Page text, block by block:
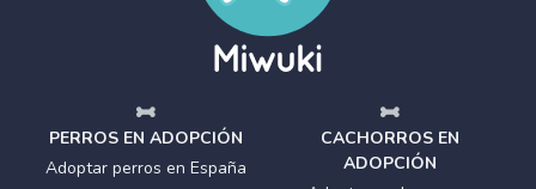
PERROS EN ADOPCIÓN
Adoptar perros en España
CACHORROS EN
ADOPCIÓN